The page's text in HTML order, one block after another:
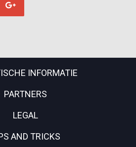
INFORMATIE
PARTNERS
LEGAL
AND TRICKS